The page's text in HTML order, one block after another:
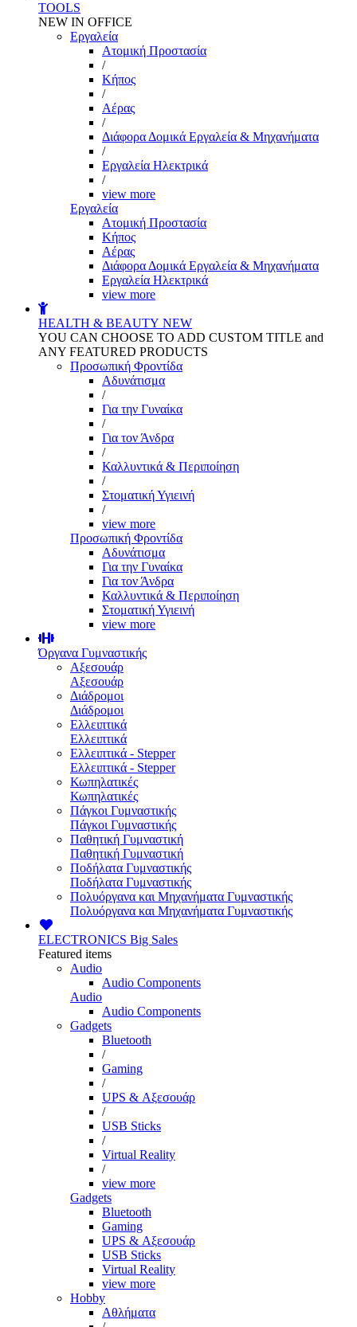
TOOLS
NEW IN OFFICE
Εργαλεία
Aτομική Προστασία
/
Kήπος
/
Αέρας
/
Διάφορα Δομικά Εργαλεία & Μηχανήματα
/
Εργαλεία Ηλεκτρικά
/
view more
Εργαλεία
Aτομική Προστασία
Kήπος
Αέρας
Διάφορα Δομικά Εργαλεία & Μηχανήματα
Εργαλεία Ηλεκτρικά
view more
HEALTH & BEAUTY NEW
YOU CAN CHOOSE TO ADD CUSTOM TITLE and
ANY FEATURED PRODUCTS
Προσωπική Φροντίδα
Αδυνάτισμα
/
Για την Γυναίκα
/
Για τον Άνδρα
/
Καλλυντικά & Περιποίηση
/
Στοματική Υγιεινή
/
view more
Προσωπική Φροντίδα
Αδυνάτισμα
Για την Γυναίκα
Για τον Άνδρα
Καλλυντικά & Περιποίηση
Στοματική Υγιεινή
view more
Όργανα Γυμναστικής
Αξεσουάρ
Αξεσουάρ
Διάδρομοι
Διάδρομοι
Ελλειπτικά
Ελλειπτικά
Ελλειπτικά - Stepper
Ελλειπτικά - Stepper
Κωπηλατικές
Κωπηλατικές
Πάγκοι Γυμναστικής
Πάγκοι Γυμναστικής
Παθητική Γυμναστική
Παθητική Γυμναστική
Ποδήλατα Γυμναστικής
Ποδήλατα Γυμναστικής
Πολυόργανα και Μηχανήματα Γυμναστικής
Πολυόργανα και Μηχανήματα Γυμναστικής
ELECTRONICS Big Sales
Featured items
Audio
Audio Components
Audio
Audio Components
Gadgets
Bluetooth
/
Gaming
/
UPS & Αξεσουάρ
/
USB Sticks
/
Virtual Reality
/
view more
Gadgets
Bluetooth
Gaming
UPS & Αξεσουάρ
USB Sticks
Virtual Reality
view more
Hobby
Αθλήματα